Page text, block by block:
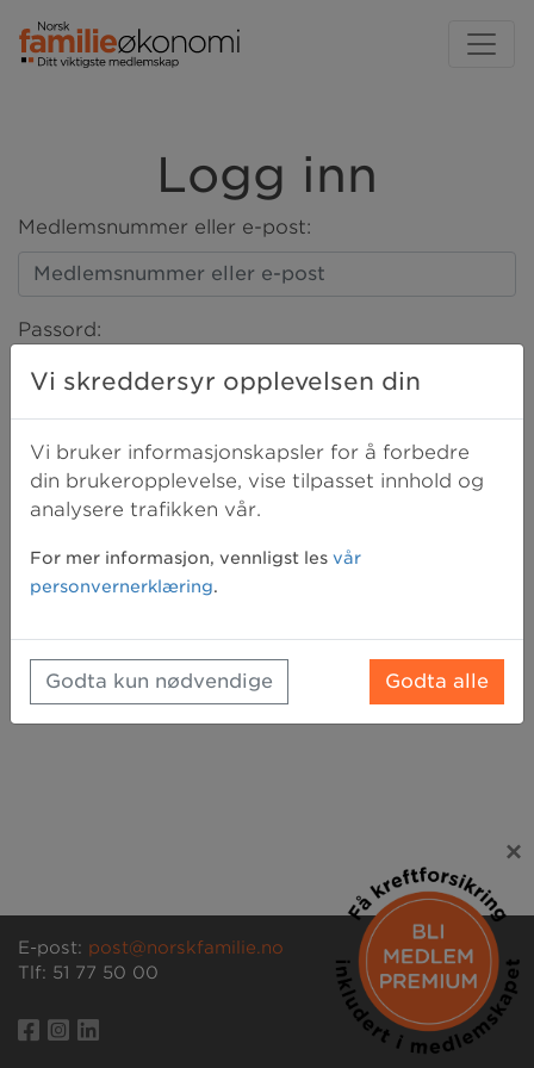
Logg inn
Medlemsnummer eller e-post:
Passord:
LOGG INN
E-post: post@norskfamilie.no
Tlf: 51 77 50 00
×
Vi skreddersyr opplevelsen din
Vi bruker informasjonskapsler for å forbedre
din brukeropplevelse, vise tilpasset innhold og
analysere trafikken vår.
For mer informasjon, vennligst les vår
personvernerklæring.
Godta kun nødvendige Godta alle